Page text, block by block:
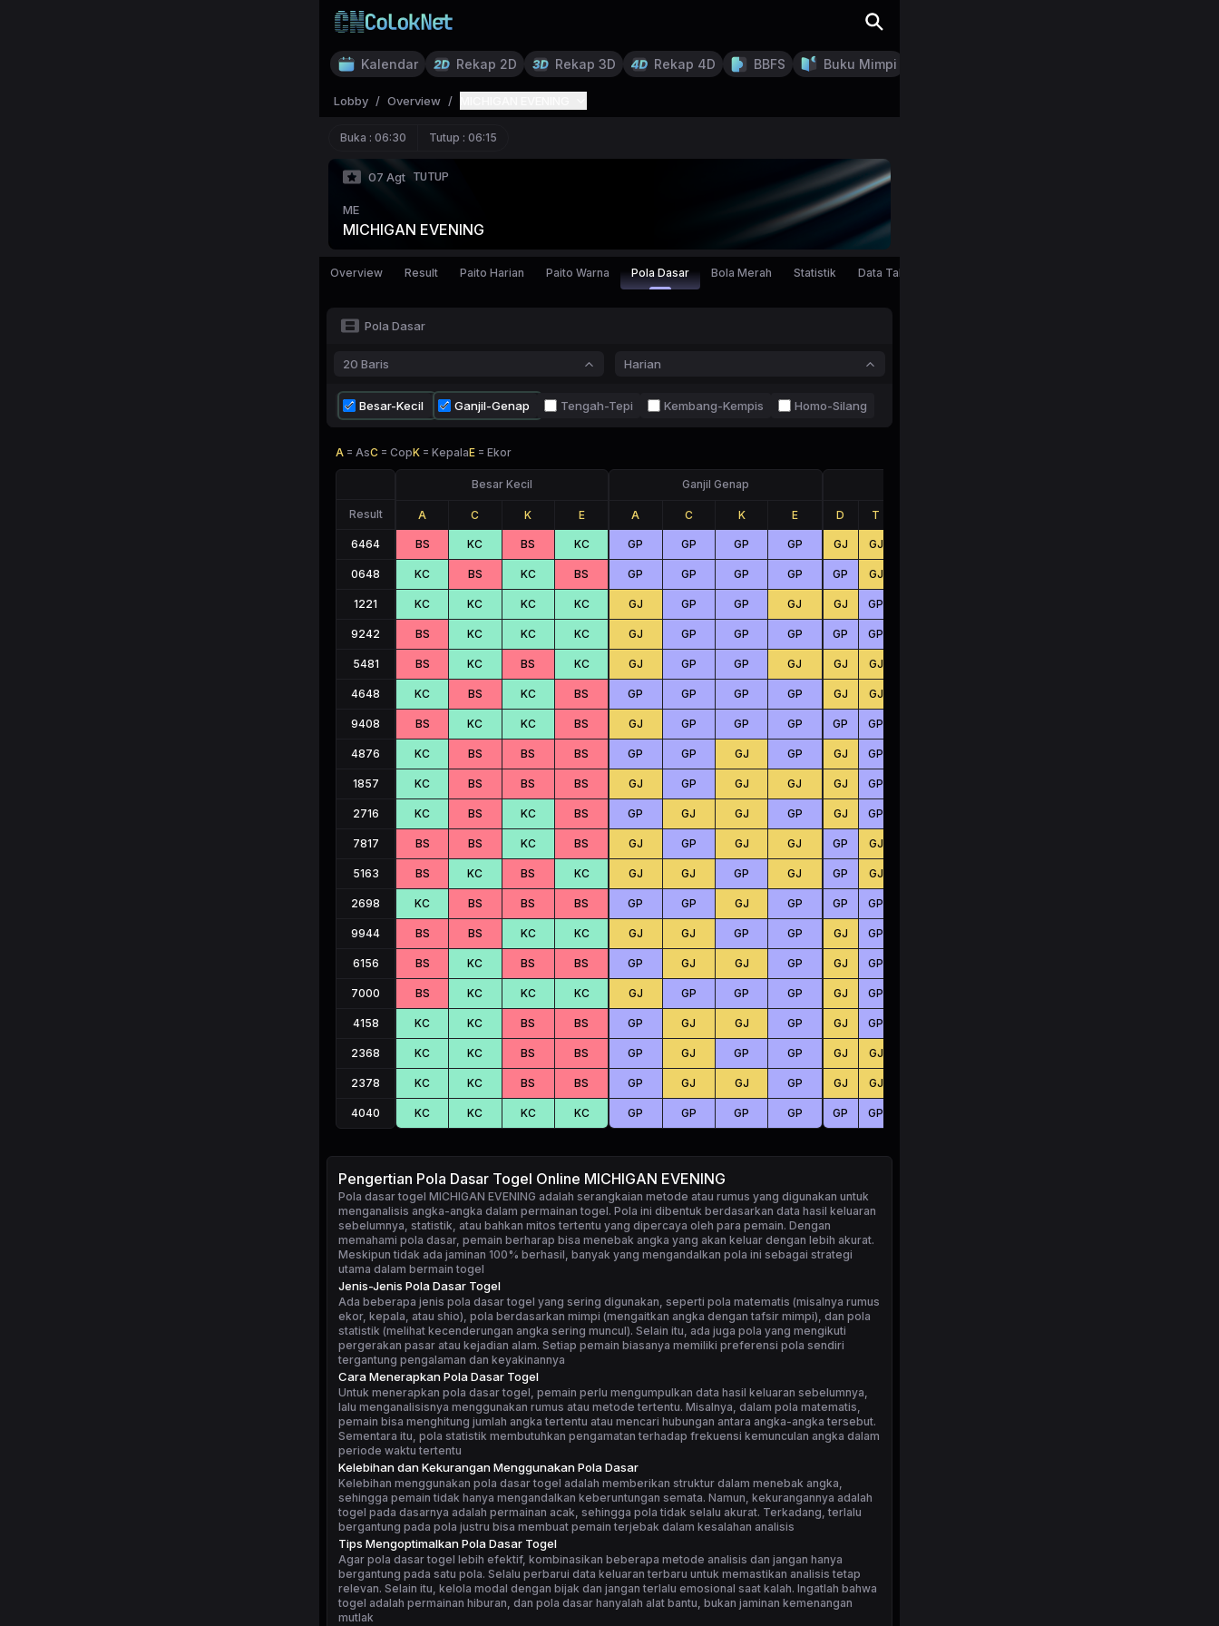
Kalendar Rekap 2D Rekap 3D Rekap 4D BBFS Buku Mimpi
Lobby / Overview /
Buka : 06:30 Tutup : 06:15
07 Agt TUTUP
ME
MICHIGAN EVENING
Overview Result Paito Harian Paito Warna Pola Dasar Bola Merah Statistik Data Tahunan
Pola Dasar
20 Baris Harian
Besar-Kecil Ganjil-Genap Tengah-Tepi Kembang-Kempis Homo-Silang
A = AsC = CopK = KepalaE = Ekor
Result
6464
0648
1221
9242
5481
4648
9408
4876
1857
2716
7817
5163
2698
9944
6156
7000
4158
2368
2378
4040
Besar Kecil
A C K E
BS KC BS KC
KC BS KC BS
KC KC KC KC
BS KC KC KC
BS KC BS KC
KC BS KC BS
BS KC KC BS
KC BS BS BS
KC BS BS BS
KC BS KC BS
BS BS KC BS
BS KC BS KC
KC BS BS BS
BS BS KC KC
BS KC BS BS
BS KC KC KC
KC KC BS BS
KC KC BS BS
KC KC BS BS
KC KC KC KC
Ganjil Genap
A C K E
GP GP GP GP
GP GP GP GP
GJ GP GP GJ
GJ GP GP GP
GJ GP GP GJ
GP GP GP GP
GJ GP GP GP
GP GP GJ GP
GJ GP GJ GJ
GP GJ GJ GP
GJ GP GJ GJ
GJ GJ GP GJ
GP GP GJ GP
GJ GJ GP GP
GP GJ GJ GP
GJ GP GP GP
GP GJ GJ GP
GP GJ GP GP
GP GJ GJ GP
GP GP GP GP
D T
GJ GJ
GP GJ
GJ GP
GP GP
GJ GJ
GJ GJ
GP GP
GJ GP
GJ GP
GJ GP
GP GJ
GP GJ
GP GP
GJ GP
GJ GP
GJ GP
GJ GP
GJ GJ
GJ GJ
GP GP
Pengertian Pola Dasar Togel Online MICHIGAN EVENING
Pola dasar togel MICHIGAN EVENING adalah serangkaian metode atau rumus yang digunakan untuk
menganalisis angka-angka dalam permainan togel. Pola ini dibentuk berdasarkan data hasil keluaran
sebelumnya, statistik, atau bahkan mitos tertentu yang dipercaya oleh para pemain. Dengan
memahami pola dasar, pemain berharap bisa menebak angka yang akan keluar dengan lebih akurat.
Meskipun tidak ada jaminan 100% berhasil, banyak yang mengandalkan pola ini sebagai strategi
utama dalam bermain togel
Jenis-Jenis Pola Dasar Togel
Ada beberapa jenis pola dasar togel yang sering digunakan, seperti pola matematis (misalnya rumus
ekor, kepala, atau shio), pola berdasarkan mimpi (mengaitkan angka dengan tafsir mimpi), dan pola
statistik (melihat kecenderungan angka sering muncul). Selain itu, ada juga pola yang mengikuti
pergerakan pasar atau kejadian alam. Setiap pemain biasanya memiliki preferensi pola sendiri
tergantung pengalaman dan keyakinannya
Cara Menerapkan Pola Dasar Togel
Untuk menerapkan pola dasar togel, pemain perlu mengumpulkan data hasil keluaran sebelumnya,
lalu menganalisisnya menggunakan rumus atau metode tertentu. Misalnya, dalam pola matematis,
pemain bisa menghitung jumlah angka tertentu atau mencari hubungan antara angka-angka tersebut.
Sementara itu, pola statistik membutuhkan pengamatan terhadap frekuensi kemunculan angka dalam
periode waktu tertentu
Kelebihan dan Kekurangan Menggunakan Pola Dasar
Kelebihan menggunakan pola dasar togel adalah memberikan struktur dalam menebak angka,
sehingga pemain tidak hanya mengandalkan keberuntungan semata. Namun, kekurangannya adalah
togel pada dasarnya adalah permainan acak, sehingga pola tidak selalu akurat. Terkadang, terlalu
bergantung pada pola justru bisa membuat pemain terjebak dalam kesalahan analisis
Tips Mengoptimalkan Pola Dasar Togel
Agar pola dasar togel lebih efektif, kombinasikan beberapa metode analisis dan jangan hanya
bergantung pada satu pola. Selalu perbarui data keluaran terbaru untuk memastikan analisis tetap
relevan. Selain itu, kelola modal dengan bijak dan jangan terlalu emosional saat kalah. Ingatlah bahwa
togel adalah permainan hiburan, dan pola dasar hanyalah alat bantu, bukan jaminan kemenangan
mutlak